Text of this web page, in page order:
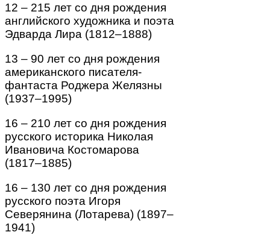
12 – 215 лет со дня рождения
английского художника и поэта
Эдварда Лира (1812–1888)
13 – 90 лет со дня рождения
американского писателя-
фантаста Роджера Желязны
(1937–1995)
16 – 210 лет со дня рождения
русского историка Николая
Ивановича Костомарова
(1817–1885)
16 – 130 лет со дня рождения
русского поэта Игоря
Северянина (Лотарева) (1897–
1941)